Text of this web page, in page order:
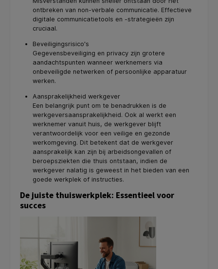
ontbreken van non-verbale communicatie. Effectieve
digitale communicatietools en -strategieën zijn
cruciaal.
Beveiligingsrisico's
Gegevensbeveiliging en privacy zijn grotere
aandachtspunten wanneer werknemers via
onbeveiligde netwerken of persoonlijke apparatuur
werken.
Aansprakelijkheid werkgever
Een belangrijk punt om te benadrukken is de
werkgeversaansprakelijkheid. Ook al werkt een
werknemer vanuit huis, de werkgever blijft
verantwoordelijk voor een veilige en gezonde
werkomgeving. Dit betekent dat de werkgever
aansprakelijk kan zijn bij arbeidsongevallen of
beroepsziekten die thuis ontstaan, indien de
werkgever nalatig is geweest in het bieden van een
goede werkplek of instructies.
De juiste thuiswerkplek: Essentieel voor
succes